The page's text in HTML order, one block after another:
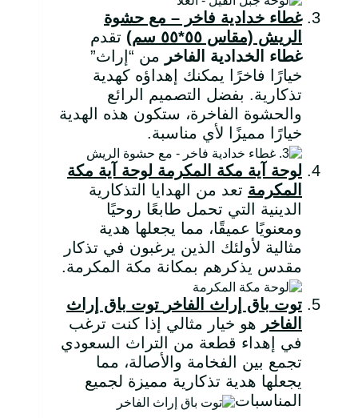
غطاء خدادية فاخر – مع حشوة
الريش (مقاس ٥٥*٥٥ سم)
تقدم
غطاء الخدادية الفاخر
من “إراث”
خيارًا فاخرًا يمكنك إهداؤه كهدية
تذكارية. بفضل التصميم الرائع
والحشوة الفاخرة، ستكون هذه الهدية
خيارًا مميزًا لأي مناسبة.
لوحة آية مكة المكرمة لوحة آية مكة
المكرمة تعد من الهدايا التذكارية
الدينية التي تحمل طابعًا روحيًا
ومعنويًا عميقًا، مما يجعلها هدية
مثالية لأولئك الذين يرغبون في تذكار
مقدس يذكرهم بمكانة مكة المكرمة.
توت باق إراث الفاخر توت باق إراث
الفاخر هو خيار مثالي إذا كنت ترغب
في إهداء قطعة من التراث السعودي
تجمع بين الفخامة والأصالة، مما
يجعلها هدية تذكارية مميزة لجميع
المناسبات